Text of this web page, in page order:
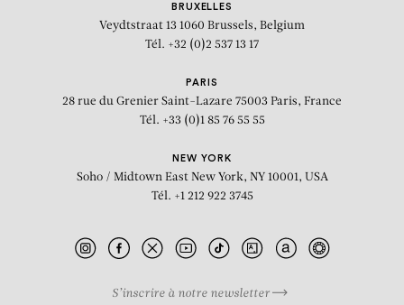
BRUXELLES
Veydtstraat 13 1060 Brussels, Belgium
Tél. +32 (0)2 537 13 17
PARIS
28 rue du Grenier Saint-Lazare 75003 Paris, France
Tél. +33 (0)1 85 76 55 55
NEW YORK
Soho / Midtown East New York, NY 10001, USA
Tél. +1 212 922 3745
S’inscrire à notre newsletter